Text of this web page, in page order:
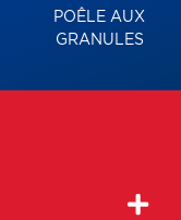
POÊLE AUX
GRANULES